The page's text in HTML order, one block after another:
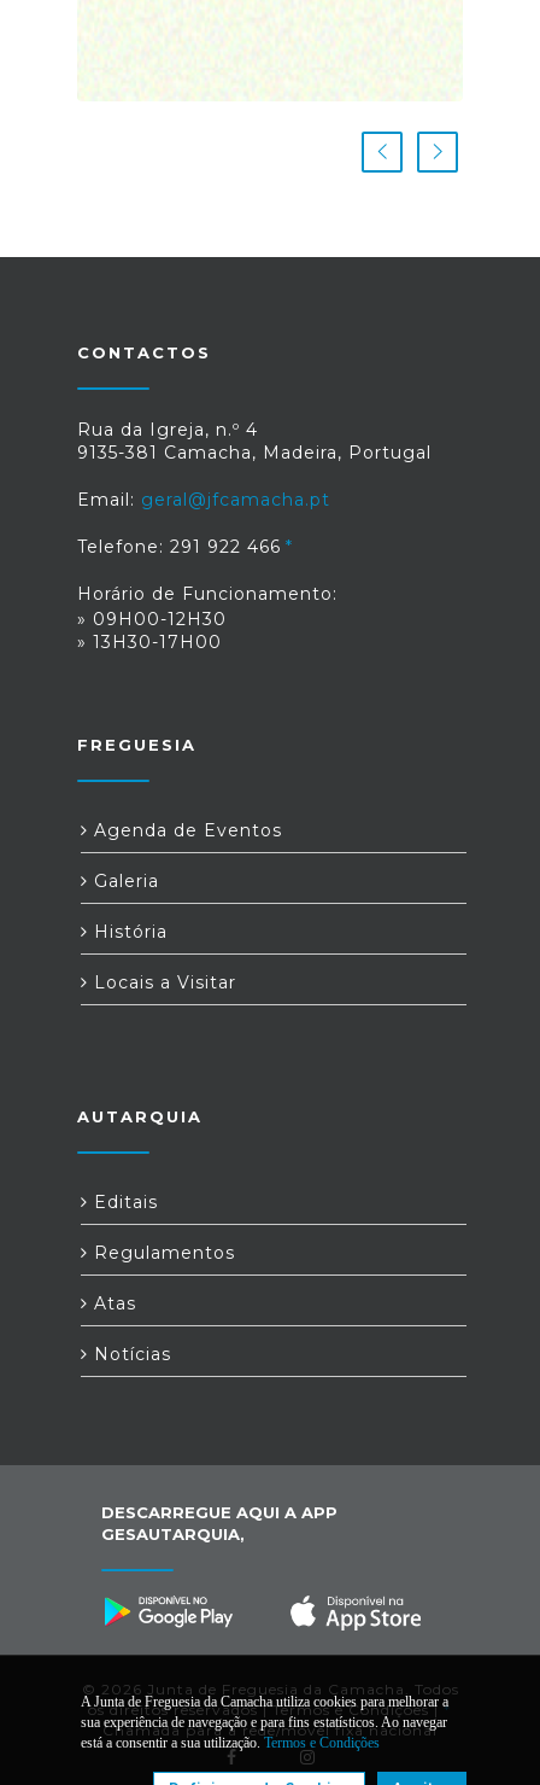
CONTACTOS
Rua da Igreja, n.º 4
9135-381 Camacha, Madeira, Portugal
Email: geral@jfcamacha.pt
Telefone: 291 922 466
Horário de Funcionamento:
» 09H00-12H30
» 13H30-17H00
FREGUESIA
Agenda de Eventos
Galeria
História
Locais a Visitar
AUTARQUIA
Editais
Regulamentos
Atas
Notícias
DESCARREGUE AQUI A APP
GESAUTARQUIA,
© 2026 Junta de Freguesia da Camacha. Todos
os direitos reservados |Termos e Condições|*
Chamada para a rede/móvel fixa nacional
A Junta de Freguesia da Camacha utiliza cookies para melhorar a
sua experiência de navegação e para fins estatísticos. Ao navegar
está a consentir a sua utilização. Termos e Condições